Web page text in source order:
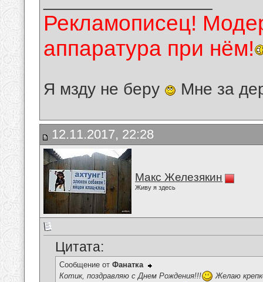
Рекламописец!
аппаратура при нём!
Я мзду не беру Мне за
12.11.2017, 22:28
Макс Железякин
Живу я здесь
Цитата:
Сообщение от Фанатка
Котик, поздравляю с Днем Рождения!!!
Желаю